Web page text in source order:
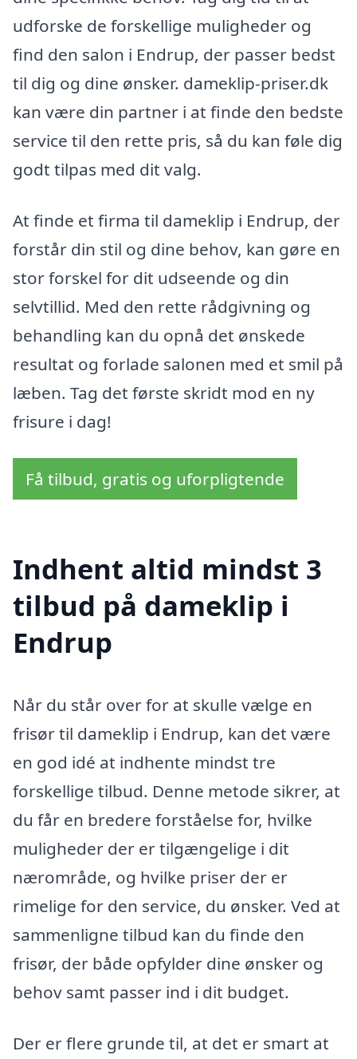
udforske de forskellige muligheder og
find den salon i Endrup, der passer bedst
til dig og dine ønsker. dameklip-priser.dk
kan være din partner i at finde den bedste
service til den rette pris, så du kan føle dig
godt tilpas med dit valg.
At finde et firma til dameklip i Endrup, der
forstår din stil og dine behov, kan gøre en
stor forskel for dit udseende og din
selvtillid. Med den rette rådgivning og
behandling kan du opnå det ønskede
resultat og forlade salonen med et smil på
læben. Tag det første skridt mod en ny
frisure i dag!
Få tilbud, gratis og uforpligtende
Indhent altid mindst 3
tilbud på dameklip i
Endrup
Når du står over for at skulle vælge en
frisør til dameklip i Endrup, kan det være
en god idé at indhente mindst tre
forskellige tilbud. Denne metode sikrer, at
du får en bredere forståelse for, hvilke
muligheder der er tilgængelige i dit
nærområde, og hvilke priser der er
rimelige for den service, du ønsker. Ved at
sammenligne tilbud kan du finde den
frisør, der både opfylder dine ønsker og
behov samt passer ind i dit budget.
Der er flere grunde til, at det er smart at